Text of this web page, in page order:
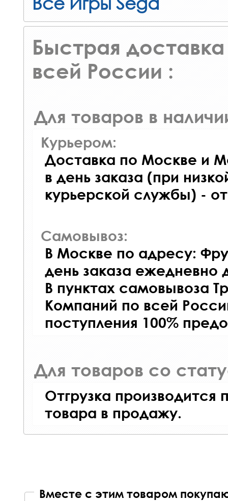
Быстрая доставка
всей России :
Для товаров в
Курьером:
Доставка по Москве и
в день заказа (при
курьерской службы) -
Самовывоз:
В Москве по адресу:
день заказа ежедневно
В пунктах самовывоза
Компаний по всей
поступления 100%
Для товаров со
Отгрузка производится
товара в продажу.
Вместе с этим товаром